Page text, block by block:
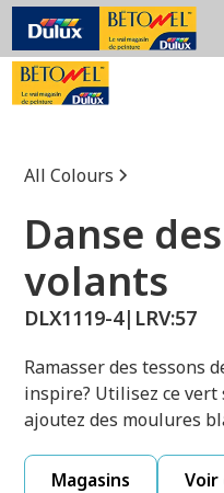
All Colours
Danse
volants
DLX1119-4| LRV:57
Ramasser des tessons
inspire? Utilisez ce vert
ajoutez des moulures
Magasins Voir